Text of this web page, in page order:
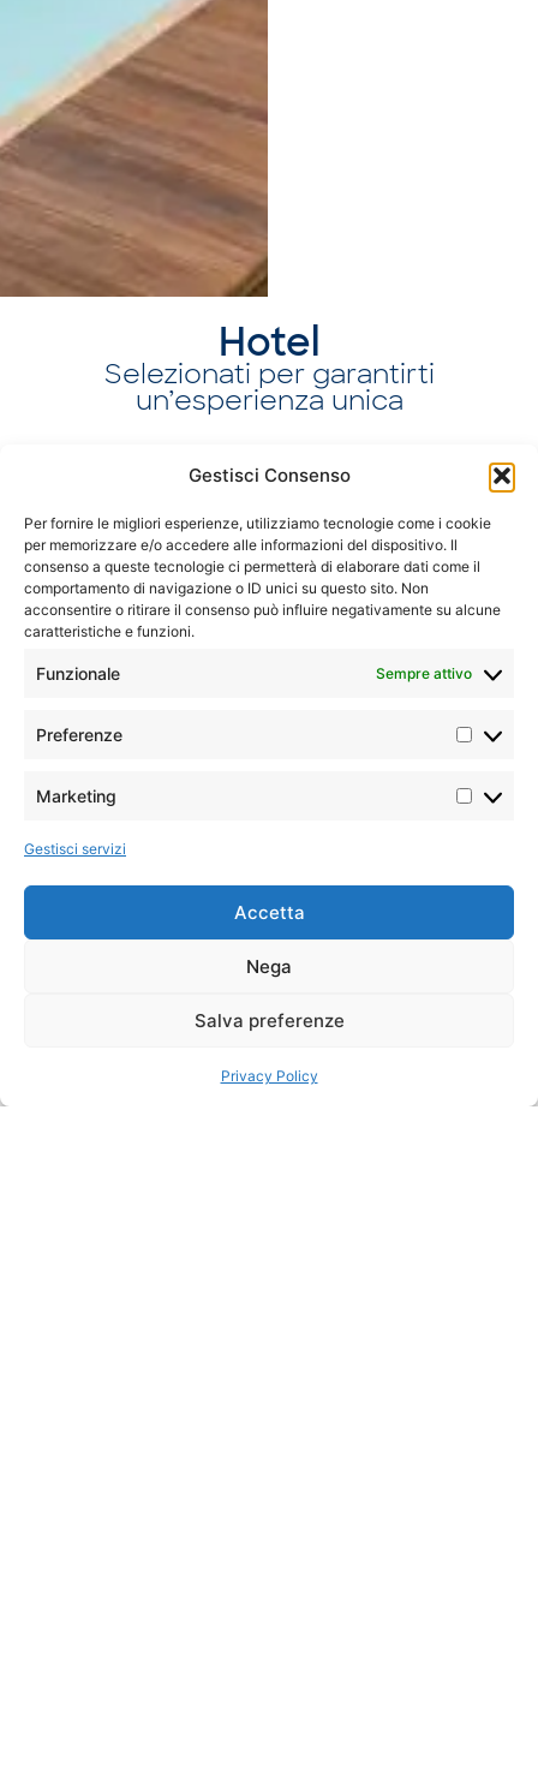
Gestisci Consenso
Per fornire le migliori esperienze, utilizziamo tecnologie come i cookie
per memorizzare e/o accedere alle informazioni del dispositivo. Il
consenso a queste tecnologie ci permetterà di elaborare dati come il
comportamento di navigazione o ID unici su questo sito. Non
acconsentire o ritirare il consenso può influire negativamente su alcune
caratteristiche e funzioni.
Funzionale Sempre attivo
Preferenze
Marketing
Gestisci servizi
Accetta
Nega
Salva preferenze
Privacy Policy
Hotel
Selezionati per garantirti
un’esperienza unica
Atollo di Malè Nord
Patina Maldives, Fari Islands